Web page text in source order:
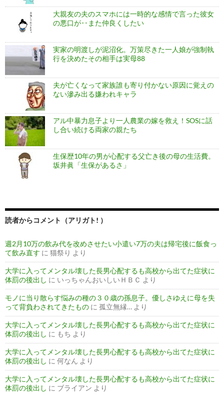
大親友の夫のスマホには一時的な感情で言った彼女
の悪口が‥また仲良くしたい
実家の明渡しが泥沼化。万策尽きた一人娘が強制執
行を決めたその相手は実母88
夫が亡くなって家族誰も寄り付かない原因に覚えの
ない滲み出る嫌われキャラ
アル中暴力息子より一人農業の嫁を救え！SOSに話
し合い続ける両家の親たち
生保歴10年の男が心配する父亡き後の母の生活費。
坂井眞「生保があるさ」
読者からコメント（アリガト! ）
週2月10万の飲み代を改めさせたい小遣い7万の夫は帰宅後に飯食っ
て飲み直す に 猫祭り より
大学に入ってメンタル壊した長男心配するも高校から出てた症状に
体罰の後出し に いっちゃんおいしいＨＢＣ より
モノに当り散らす悩みの種の３０歳の孫息子。優しさゆえに母を失
って背負わされてきたもの に 孤立無縁… より
大学に入ってメンタル壊した長男心配するも高校から出てた症状に
体罰の後出し に もち より
大学に入ってメンタル壊した長男心配するも高校から出てた症状に
体罰の後出し に 何なん より
大学に入ってメンタル壊した長男心配するも高校から出てた症状に
体罰の後出し に ブライアン より